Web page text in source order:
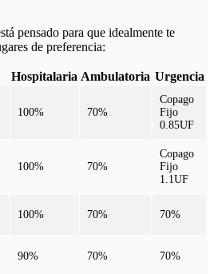
pensado para que idealmente te
de preferencia:
Hospitalaria Ambulatoria Urgencia
100% 70%
Copago
Fijo
0.85UF
100% 70%
Copago
Fijo
1.1UF
100% 70% 70%
90% 70% 70%